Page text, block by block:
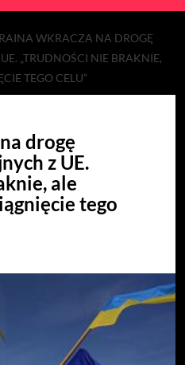
WKRACZA NA DROGĘ
„TRUDNOŚCI NIE BRAKNIE,
TEGO CELU”
drogę
z UE.
ale
tego